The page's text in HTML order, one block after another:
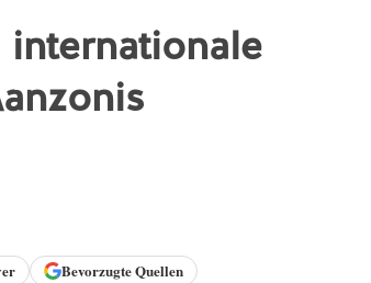
Bevorzugte Quellen